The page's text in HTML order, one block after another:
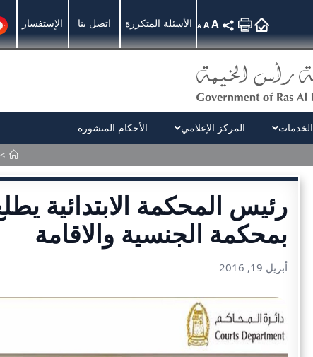
الإستفسار اتصل بنا الأسئلة المتكررة A AA
الخدمات المركز الإعلامي الأحكام المنشورة
>
رئيس المحكمة الابتدائية
بمحكمة الجنسية والاقامة
أبريل 19, 2016